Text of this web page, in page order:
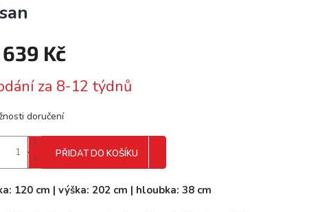
Kč
za 8-12 týdnů
doručení
PŘIDAT DO KOŠÍKU
120 cm | výška: 202 cm | hloubka: 38 cm